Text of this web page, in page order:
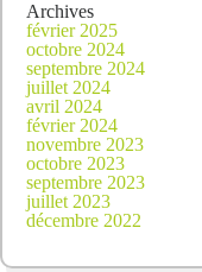
Archives
février 2025
octobre 2024
septembre 2024
juillet 2024
avril 2024
février 2024
novembre 2023
octobre 2023
septembre 2023
juillet 2023
décembre 2022